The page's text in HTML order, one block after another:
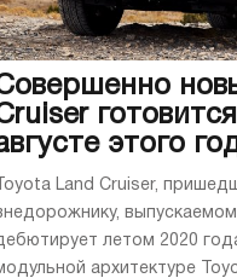
этого
Toyota Land Cruiser,
летом 2020
архитектуре